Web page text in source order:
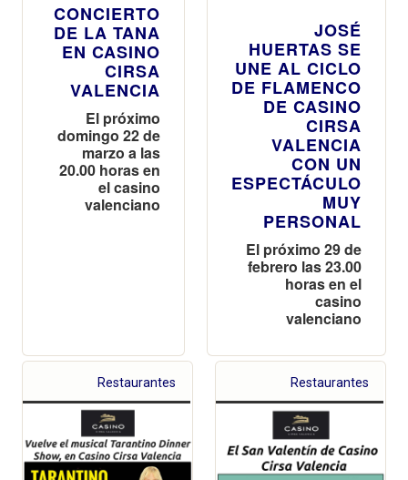
CONCIERTO
DE LA TANA
EN CASINO
CIRSA
VALENCIA
El próximo
domingo 22 de
marzo a las
20.00 horas en
el casino
valenciano
JOSÉ
HUERTAS SE
UNE AL CICLO
DE FLAMENCO
DE CASINO
CIRSA
VALENCIA
CON UN
ESPECTÁCULO
MUY
PERSONAL
El próximo 29 de
febrero las 23.00
horas en el
casino
valenciano
Restaurantes Restaurantes